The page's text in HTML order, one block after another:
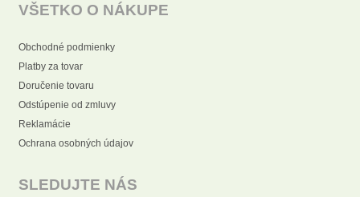
VŠETKO O NÁKUPE
Obchodné podmienky
Platby za tovar
Doručenie tovaru
Odstúpenie od zmluvy
Reklamácie
Ochrana osobných údajov
SLEDUJTE NÁS